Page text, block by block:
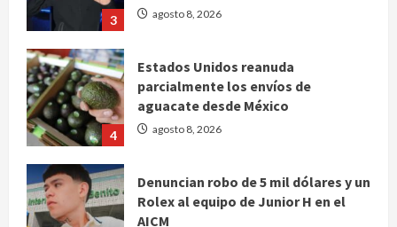
3 agosto 8, 2026
4
Estados Unidos reanuda
parcialmente los envíos de
aguacate desde México
agosto 8, 2026
Denuncian robo de 5 mil dólares y un
Rolex al equipo de Junior H en el
AICM